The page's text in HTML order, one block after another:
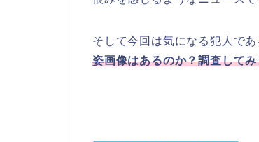
そして今回は気になる犯人であ
姿画像はあるのか？調査して